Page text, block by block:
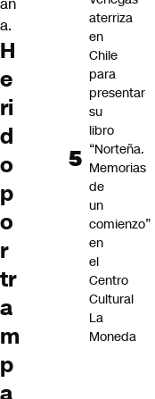
an
a.
H
e
ri
d
o
p
o
r
tr
a
m
p
aterriza
en
Chile
para
presentar
su
libro
“Norteña.
Memorias
de
un
comienzo”
en
el
Centro
Cultural
La
Moneda